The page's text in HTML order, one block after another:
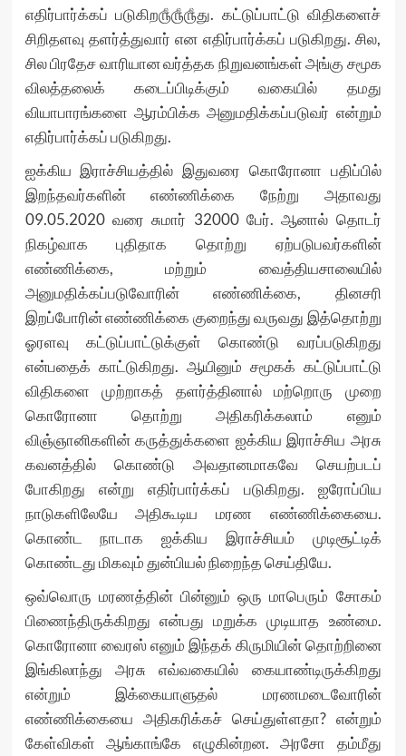
எதிர்பார்க்கப் படுகிற௹௹௹து. கட்டுப்பாட்டு விதிகளைச்
சிறிதளவு தளர்த்துவார் என எதிர்பார்க்கப் படுகிறது. சில,
சில பிரதேச வாரியான வர்த்தக நிறுவனங்கள் அங்கு சமூக
விலத்தலைக் கடைப்பிடிக்கும் வகையில் தமது
வியாபாரங்களை ஆரம்பிக்க அனுமதிக்கப்படுவர் என்றும்
எதிர்பார்க்கப் படுகிறது.
ஐக்கிய இராச்சியத்தில் இதுவரை கொரோனா பதிப்பில்
இறந்தவர்களின் எண்ணிக்கை நேற்று அதாவது
09.05.2020 வரை சுமார் 32000 பேர். ஆனால் தொடர்
நிகழ்வாக புதிதாக தொற்று ஏற்படுபவர்களின்
எண்ணிக்கை, மற்றும் வைத்தியசாலையில்
அனுமதிக்கப்படுவோரின் எண்ணிக்கை, தினசரி
இறப்போரின் எண்ணிக்கை குறைந்து வருவது இத்தொற்று
ஓரளவு கட்டுப்பாட்டுக்குள் கொண்டு வரப்படுகிறது
என்பதைக் காட்டுகிறது. ஆயினும் சமூகக் கட்டுப்பாட்டு
விதிகளை முற்றாகத் தளர்த்தினால் மற்றொரு முறை
கொரோனா தொற்று அதிகரிக்கலாம் எனும்
விஞ்ஞானிகளின் கருத்துக்களை ஐக்கிய இராச்சிய அரசு
கவனத்தில் கொண்டு அவதானமாகவே செயற்படப்
போகிறது என்று எதிர்பார்க்கப் படுகிறது. ஐரோப்பிய
நாடுகளிலேயே அதிகூடிய மரண எண்ணிக்கையை.
கொண்ட நாடாக ஐக்கிய இராச்சியம் முடிசூட்டிக்
கொண்டது மிகவும் துன்பியல் நிறைந்த செய்தியே.
ஒவ்வொரு மரணத்தின் பின்னும் ஒரு மாபெரும் சோகம்
பிணைந்திருக்கிறது என்பது மறுக்க முடியாத உண்மை.
கொரோனா வைரஸ் எனும் இந்தக் கிருமியின் தொற்றினை
இங்கிலாந்து அரசு எவ்வகையில் கையாண்டிருக்கிறது
என்றும் இக்கையாளுதல் மரணமடைவோரின்
எண்ணிக்கையை அதிகரிக்கச் செய்துள்ளதா? என்றும்
கேள்விகள் ஆங்காங்கே எழுகின்றன. அரசோ தம்மீது